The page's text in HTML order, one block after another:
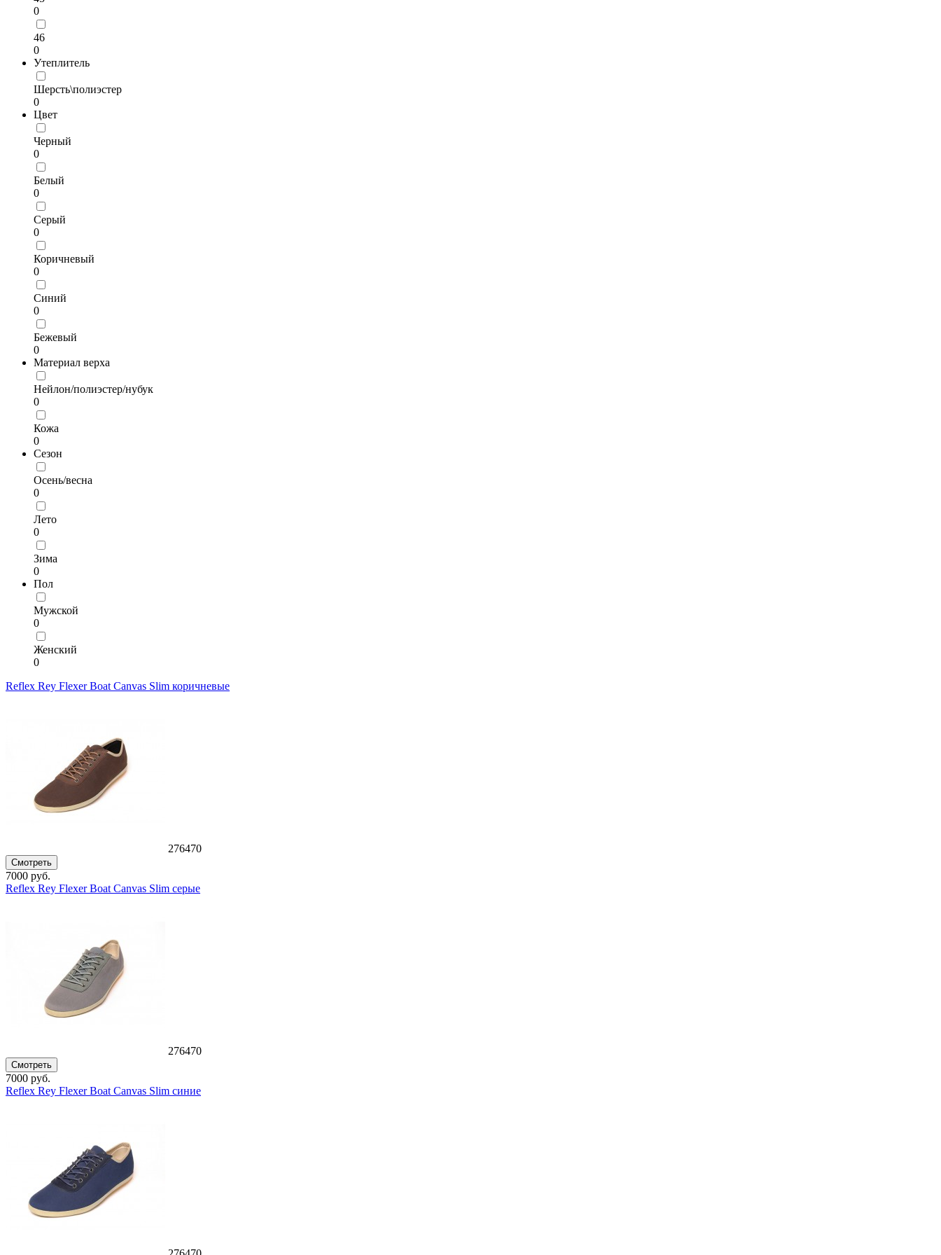
0
46
0
Утеплитель
Шерсть\полиэстер
0
Цвет
Черный
0
Белый
0
Серый
0
Коричневый
0
Синий
0
Бежевый
0
Материал верха
Нейлон/полиэстер/нубук
0
Кожа
0
Сезон
Осень/весна
0
Лето
0
Зима
0
Пол
Мужской
0
Женский
0
Reflex Rey Flexer Boat Canvas Slim коричневые
276470
Смотреть
7000 руб.
Reflex Rey Flexer Boat Canvas Slim серые
276470
Смотреть
7000 руб.
Reflex Rey Flexer Boat Canvas Slim синие